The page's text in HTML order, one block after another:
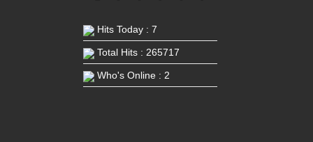
Hits Today : 7
Total Hits : 265717
Who's Online : 2